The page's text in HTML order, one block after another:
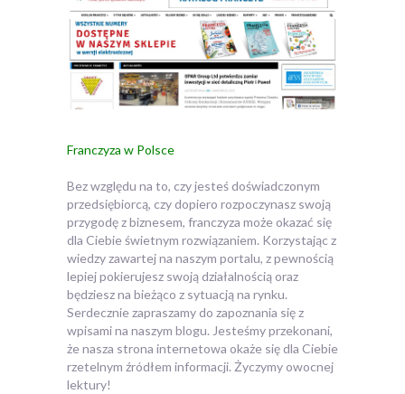
Franczyza w Polsce
Bez względu na to, czy jesteś doświadczonym
przedsiębiorcą, czy dopiero rozpoczynasz swoją
przygodę z biznesem, franczyza może okazać się
dla Ciebie świetnym rozwiązaniem. Korzystając z
wiedzy zawartej na naszym portalu, z pewnością
lepiej pokierujesz swoją działalnością oraz
będziesz na bieżąco z sytuacją na rynku.
Serdecznie zapraszamy do zapoznania się z
wpisami na naszym blogu. Jesteśmy przekonani,
że nasza strona internetowa okaże się dla Ciebie
rzetelnym źródłem informacji. Życzymy owocnej
lektury!